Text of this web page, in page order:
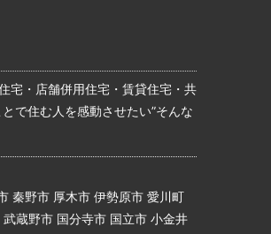
宅・店舗併用住宅・賃貸住宅・共
で住む人を感動させたい”そんな
秦野市 厚木市 伊勢原市 愛川町
蔵野市 国分寺市 国立市 小金井